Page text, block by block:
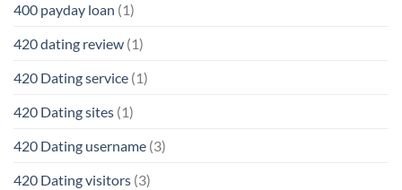
400 payday loan (1)
420 dating review (1)
420 Dating service (1)
420 Dating sites (1)
420 Dating username (3)
420 Dating visitors (3)